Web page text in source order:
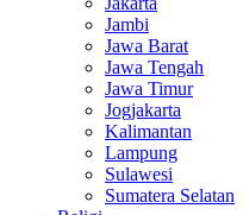
Jambi
Jawa Barat
Jawa Tengah
Jawa Timur
Jogjakarta
Kalimantan
Lampung
Sulawesi
Sumatera Selatan